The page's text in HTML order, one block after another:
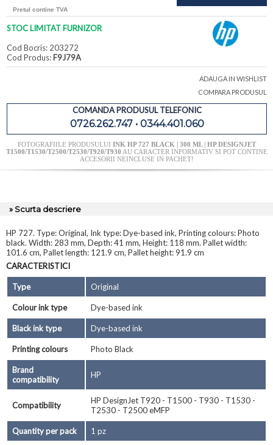
Pretul contine TVA
STOC LIMITAT FURNIZOR
Cod Bocris: 203272
Cod Produs: F9J79A
ADAUGA IN WISHLIST
COMPARA PRODUSUL
COMANDA PRODUSUL TELEFONIC
0726.262.747 • 0344.401.060
FOTOGRAFIILE PRODUSULUI INK HP 727 BLACK | 300 ML | HP DESIGNJET
T1500/T1530/T2500/T2530/T920/T930 AU CARACTER INFORMATIV SI POT CONTINE
ACCESORII NEINCLUSE IN PACHET!
» Scurta descriere
HP 727. Type: Original, Ink type: Dye-based ink, Printing colours: Photo
black. Width: 283 mm, Depth: 41 mm, Height: 118 mm. Pallet width:
101.6 cm, Pallet length: 121.9 cm, Pallet height: 91.9 cm
CARACTERISTICI
Type Original
Colour ink type Dye-based ink
Black ink type Dye-based ink
Printing colours Photo Black
Brand
compatibility
HP
Compatibility
HP DesignJet T920 - T1500 - T930 - T1530 -
T2530 - T2500 eMFP
Quantity per pack 1 pz